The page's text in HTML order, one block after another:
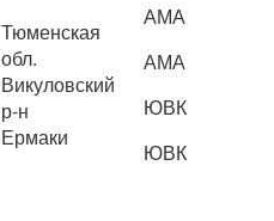
Тюменская
обл.
Викуловский
р-н
Ермаки
АМА
АМА
ЮВК
ЮВК